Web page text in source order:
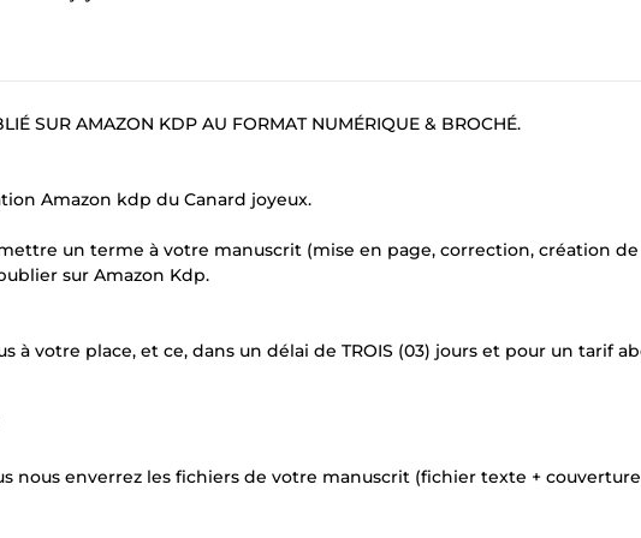
SUR AMAZON KDP AU FORMAT NUMÉRIQUE & BROCHÉ.
Amazon kdp du Canard joyeux.
un terme à votre manuscrit (mise en page, correction, création de
sur Amazon Kdp.
à votre place, et ce, dans un délai de TROIS (03) jours et pour un tarif
nous enverrez les fichiers de votre manuscrit (fichier texte +